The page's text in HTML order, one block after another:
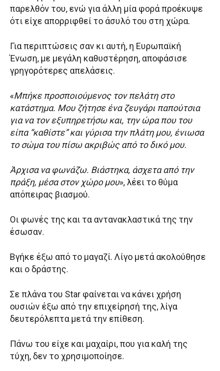
παρελθόν του, ενώ για άλλη μία φορά προέκυψε
ότι είχε απορριφθεί το άσυλό του στη χώρα.
Για περιπτώσεις σαν κι αυτή, η Ευρωπαϊκή
Ένωση, με μεγάλη καθυστέρηση, αποφάσισε
γρηγορότερες απελάσεις.
«Μπήκε προσποιούμενος τον πελάτη στο
κατάστημα. Μου ζήτησε ένα ζευγάρι παπούτσια
για να τον εξυπηρετήσω και, την ώρα που του
είπα “καθίστε” και γύρισα την πλάτη μου, ένιωσα
το σώμα του πίσω ακριβώς από το δικό μου.
Άρχισα να φωνάζω. Βιάστηκα, άσχετα από την
πράξη, μέσα στον χώρο μου», λέει το θύμα
απόπειρας βιασμού.
Οι φωνές της και τα αντανακλαστικά της την
έσωσαν.
Βγήκε έξω από το μαγαζί. Λίγο μετά ακολούθησε
και ο δράστης.
Σε πλάνα του Star φαίνεται να κάνει χρήση
ουσιών έξω από την επιχείρησή της, λίγα
δευτερόλεπτα μετά την επίθεση.
Πάνω του είχε και μαχαίρι, που για καλή της
τύχη, δεν το χρησιμοποίησε.